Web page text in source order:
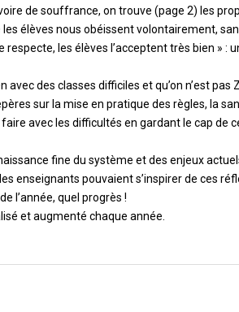
de souffrance, on trouve (page 2) les
les élèves nous obéissent volontairement,
respecte, les élèves l’acceptent très bien »
des classes difficiles et qu’on n’est pas
sur la mise en pratique des règles, la
avec les difficultés en gardant le cap de
fine du système et des enjeux
enseignants pouvaient s’inspirer de ces
l’année, quel progrès !
et augmenté chaque année.